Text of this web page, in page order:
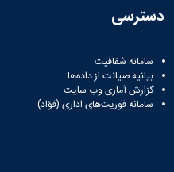
دسترسی
سامانه شفافیت
بیانیه صیانت از داده‌ها
گزارش آماری وب‌ سایت
سامانه فوریت‌های اداری (فؤاد)